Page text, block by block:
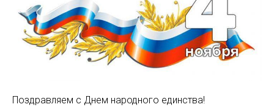
Поздравляем с Днем народного единства!